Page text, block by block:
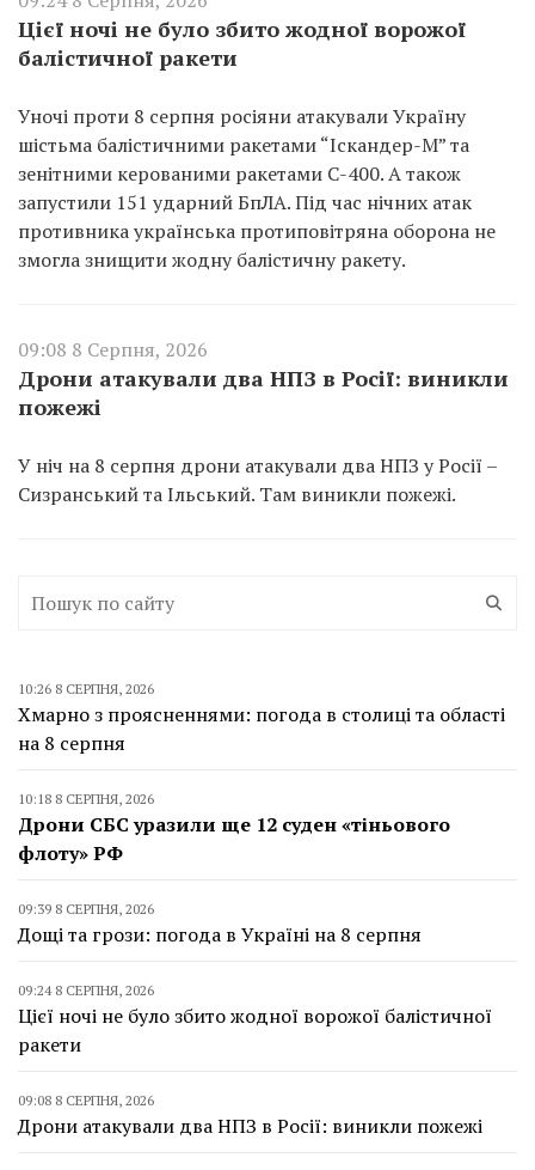
Цієї ночі не було збито жодної ворожої
балістичної ракети
Уночі проти 8 серпня росіяни атакували Україну
шістьма балістичними ракетами “Іскандер-М” та
зенітними керованими ракетами С-400. А також
запустили 151 ударний БпЛА. Під час нічних атак
противника українська протиповітряна оборона не
змогла знищити жодну балістичну ракету.
09:08 8 Серпня, 2026
Дрони атакували два НПЗ в Росії: виникли
пожежі
У ніч на 8 серпня дрони атакували два НПЗ у Росії –
Сизранський та Ільський. Там виникли пожежі.
10:26 8 СЕРПНЯ, 2026
Хмарно з проясненнями: погода в столиці та області
на 8 серпня
10:18 8 СЕРПНЯ, 2026
Дрони СБС уразили ще 12 суден «тіньового
флоту» РФ
09:39 8 СЕРПНЯ, 2026
Дощі та грози: погода в Україні на 8 серпня
09:24 8 СЕРПНЯ, 2026
Цієї ночі не було збито жодної ворожої балістичної
ракети
09:08 8 СЕРПНЯ, 2026
Дрони атакували два НПЗ в Росії: виникли пожежі